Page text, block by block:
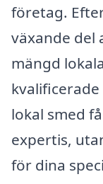
företag.
växande del
mängd
lokal smed
expertis,
för dina